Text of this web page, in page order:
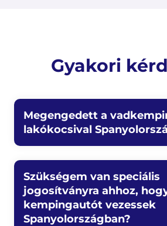
Gyakori
Megengedett a
lakókocsival
Szükségem van speciális
jogosítványra ahhoz,
kempingautót vezessek
Spanyolországban?